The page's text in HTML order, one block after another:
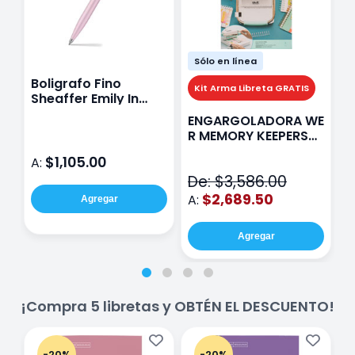
Boligrafo Fino
Sheaffer Emily In
A: $1,105.00
Agregar
Sólo en línea
Kit Arma Libreta GRATIS
ENGARGOLADORA WE
R MEMORY KEEPERS
De: $3,586.00
A: $2,689.50
Agregar
¡Compra 5 libretas y OBTÉN EL DESCUENTO!